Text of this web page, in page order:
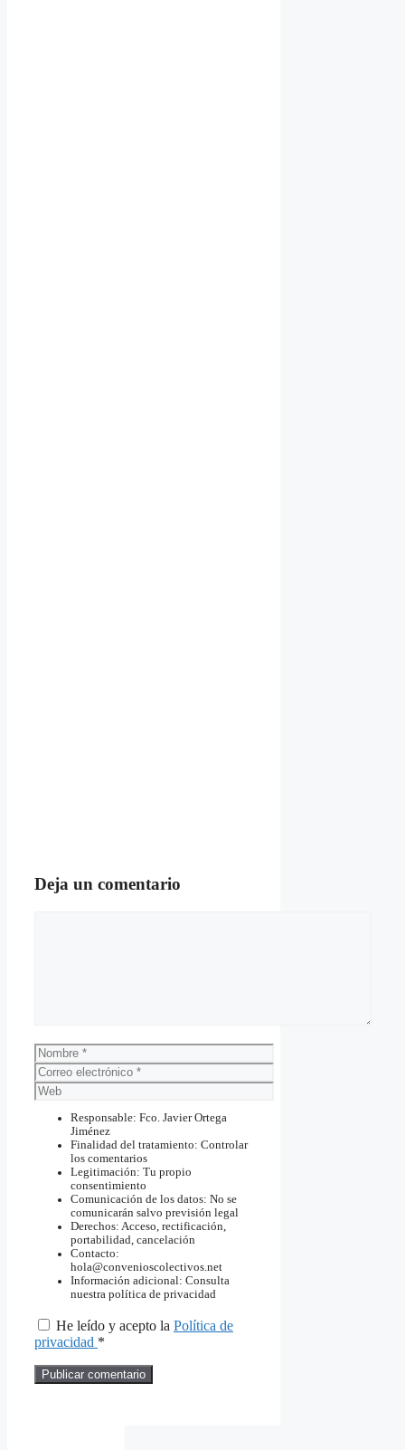
Deja un comentario
Nombre
Correo
electrónico
Web
Responsable: Fco. Javier Ortega
Jiménez
Finalidad del tratamiento: Controlar
los comentarios
Legitimación: Tu propio
consentimiento
Comunicación de los datos: No se
comunicarán salvo previsión legal
Derechos: Acceso, rectificación,
portabilidad, cancelación
Contacto:
hola@convenioscolectivos.net
Información adicional: Consulta
nuestra política de privacidad
He leído y acepto la Política de
privacidad *